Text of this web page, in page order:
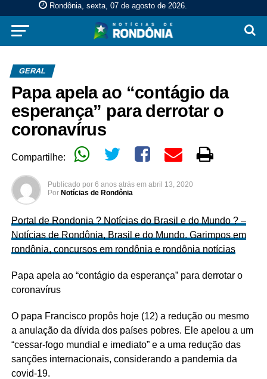
Rondônia, sexta, 07 de agosto de 2026.
GERAL
Papa apela ao “contágio da
esperança” para derrotar o
coronavírus
Compartilhe:
Publicado por 6 anos atrás em abril 13, 2020
Por Notícias de Rondônia
Portal de Rondonia ? Notícias do Brasil e do Mundo ? –
Notícias de Rondônia, Brasil e do Mundo. Garimpos em
rondônia, concursos em rondônia e rondônia notícias
Papa apela ao “contágio da esperança” para derrotar o
coronavírus
O papa Francisco propôs hoje (12) a redução ou mesmo
a anulação da dívida dos países pobres. Ele apelou a um
“cessar-fogo mundial e imediato” e a uma redução das
sanções internacionais, considerando a pandemia da
covid-19.